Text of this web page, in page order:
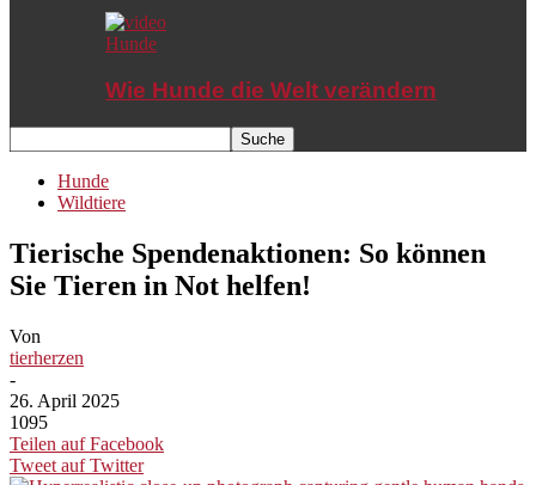
Hunde
Wie Hunde die Welt verändern
Hunde
Wildtiere
Tierische Spendenaktionen: So können
Sie Tieren in Not helfen!
Von
tierherzen
-
26. April 2025
1095
Teilen auf Facebook
Tweet auf Twitter